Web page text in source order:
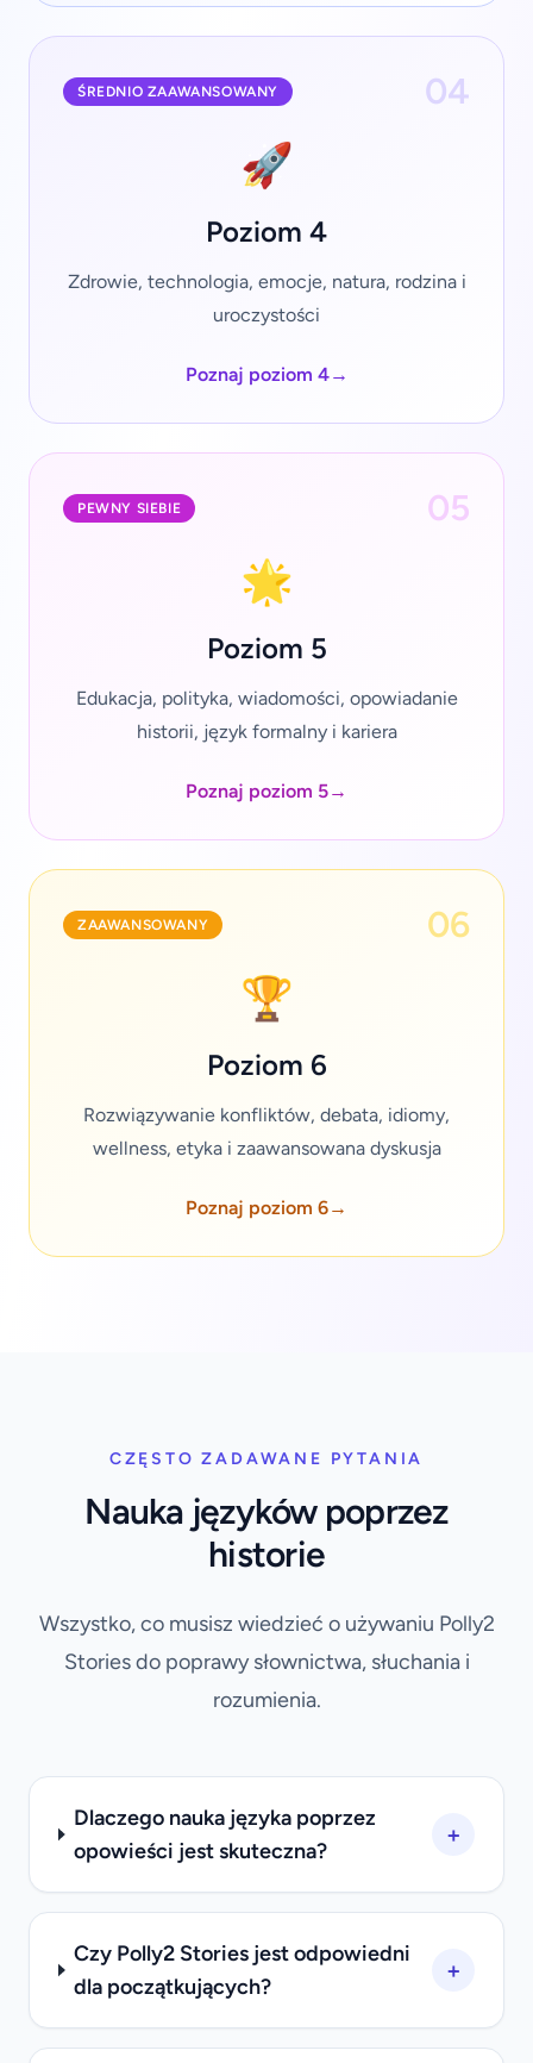
ŚREDNIO ZAAWANSOWANY 04
🚀
Poziom 4
Zdrowie, technologia, emocje, natura, rodzina i
uroczystości
Poznaj poziom 4→
PEWNY SIEBIE 05
🌟
Poziom 5
Edukacja, polityka, wiadomości, opowiadanie
historii, język formalny i kariera
Poznaj poziom 5→
ZAAWANSOWANY 06
🏆
Poziom 6
Rozwiązywanie konfliktów, debata, idiomy,
wellness, etyka i zaawansowana dyskusja
Poznaj poziom 6→
CZĘSTO ZADAWANE PYTANIA
Nauka języków poprzez
historie
Wszystko, co musisz wiedzieć o używaniu Polly2
Stories do poprawy słownictwa, słuchania i
rozumienia.
Dlaczego nauka języka poprzez
opowieści jest skuteczna?
+
Czy Polly2 Stories jest odpowiedni
dla początkujących?
+